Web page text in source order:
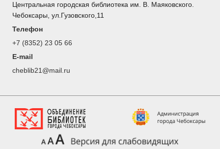
Центральная городская библиотека им. В. Маяковского.
Чебоксары, ул.Гузовского,11
Телефон
+7 (8352) 23 05 66
E-mail
cheblib21@mail.ru